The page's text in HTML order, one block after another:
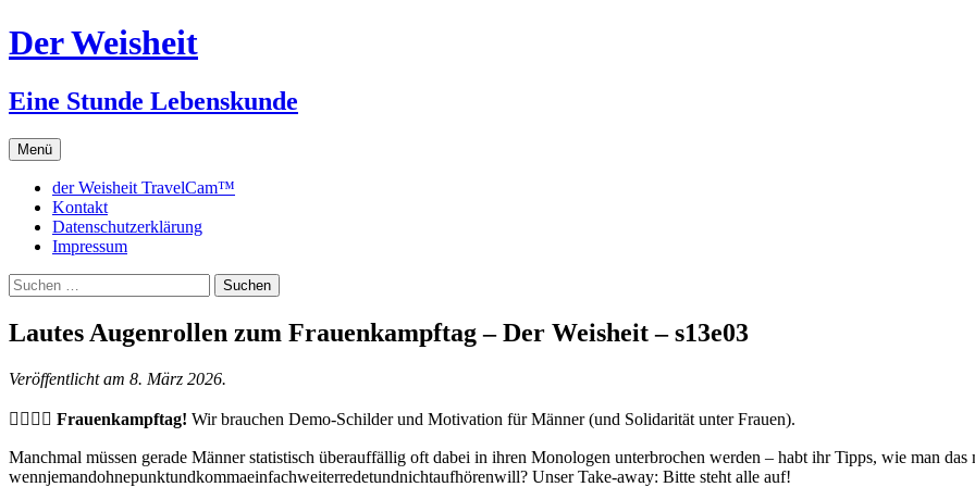
Zum
Inhalt
Der Weisheit
Eine Stunde Lebenskunde
Menü
der Weisheit TravelCam™
Kontakt
Datenschutzerklärung
Impressum
Suchen
nach:
Lautes Augenrollen zum Frauenkampftag – Der Weisheit – s13e03
Veröffentlicht am 8. März 2026.
❤️‍🔥💪🏻 Frauenkampftag! Wir brauchen Demo-Schilder und Motivation für Männer (und Solidarität unter Frauen).
Manchmal müssen gerade Männer statistisch überauffällig oft dabei in ihren Monologen unterbrochen werden – habt ihr Tipps, wie man das
wennjemandohnepunktundkommaeinfachweiterredetundnichtaufhörenwill? Unser Take-away: Bitte steht alle auf!